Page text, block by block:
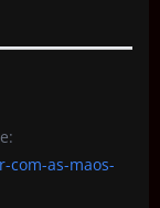
com-as-maos-